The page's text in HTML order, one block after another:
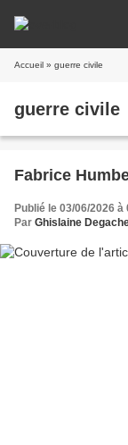
Accueil » guerre civile
guerre civile
Fabrice
Publié le 03/06/2026 à
Par Ghislaine